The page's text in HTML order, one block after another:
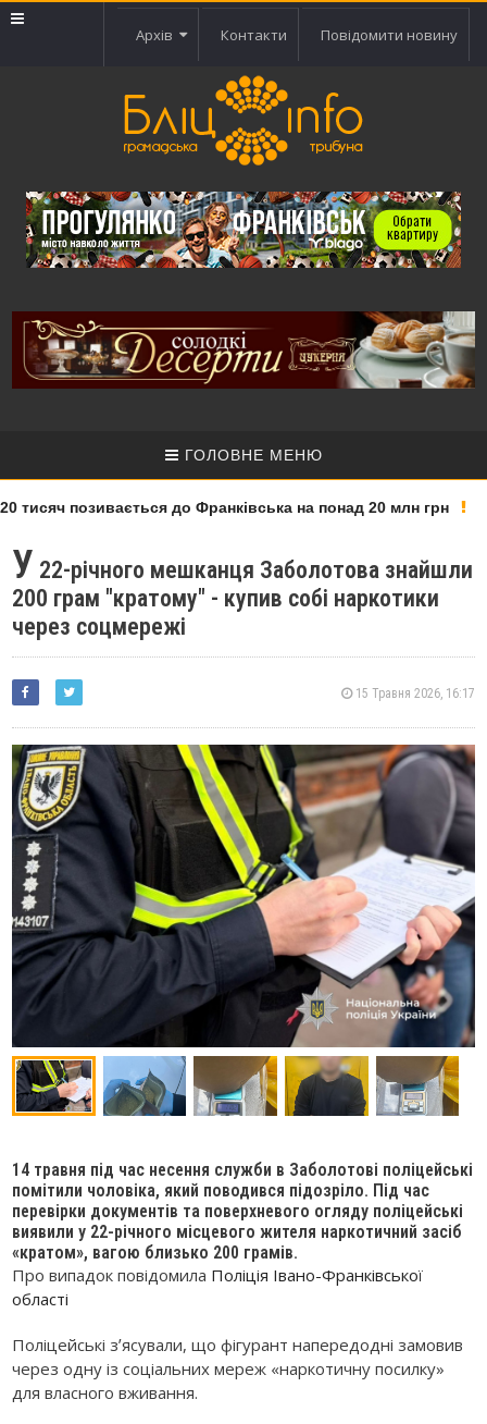
Архів Контакти Повідомити новину
ГОЛОВНЕ МЕНЮ
позивається до Франківська на понад 20 млн грн
У 22-річного мешканця Заболотова знайшли
200 грам "кратому" - купив собі наркотики
через соцмережі
15 Травня 2026, 16:17
14 травня під час несення служби в Заболотові поліцейські
помітили чоловіка, який поводився підозріло. Під час
перевірки документів та поверхневого огляду поліцейські
виявили у 22-річного місцевого жителя наркотичний засіб
«кратом», вагою близько 200 грамів.
Про випадок повідомила Поліція Івано-Франківської
області
Поліцейські зʼясували, що фігурант напередодні замовив
через одну із соціальних мереж «наркотичну посилку»
для власного вживання.